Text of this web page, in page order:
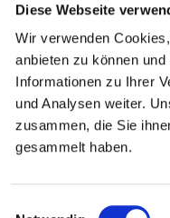
Diese Webseite
Wir verwenden
anbieten zu können
Informationen zu Ihrer
und Analysen weiter.
zusammen, die Sie
gesammelt haben.
Einwilligungsauswahl